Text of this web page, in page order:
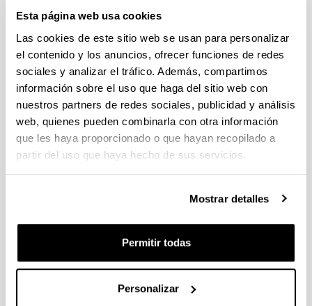
Esta página web usa cookies
Las cookies de este sitio web se usan para personalizar
el contenido y los anuncios, ofrecer funciones de redes
sociales y analizar el tráfico. Además, compartimos
información sobre el uso que haga del sitio web con
nuestros partners de redes sociales, publicidad y análisis
web, quienes pueden combinarla con otra información
que les haya proporcionado o que hayan recopilado a
partir del uso que haya hecho de sus servicios.
Mostrar detalles
Permitir todas
Personalizar
Estancias de movilidad en el extranjero 2025 "José
Castillejo" para jóvenes doctores y "Salvador de Madariaga"
para profesores e investigadores sénior (MICIU)
Sin trámite abierto (Plazo de presentación de solicitudes:
29/01/2026 - 27/02/2026 14:00)
CONVOCATORIA PARA LA CONTRATACIÓN DE
PERSONAL INVESTIGADOR DOCTOR EN LA UPV/EHU
(2025)
Sin trámite abierto (Plazo de presentación de solicitudes:
02/06/2025 - 23/06/2025 23:59)
04/03/2026. Resolución definitiva de solicitudes concedidas y
Plazo interno expresiones de interés: hasta el 23/02/2026.